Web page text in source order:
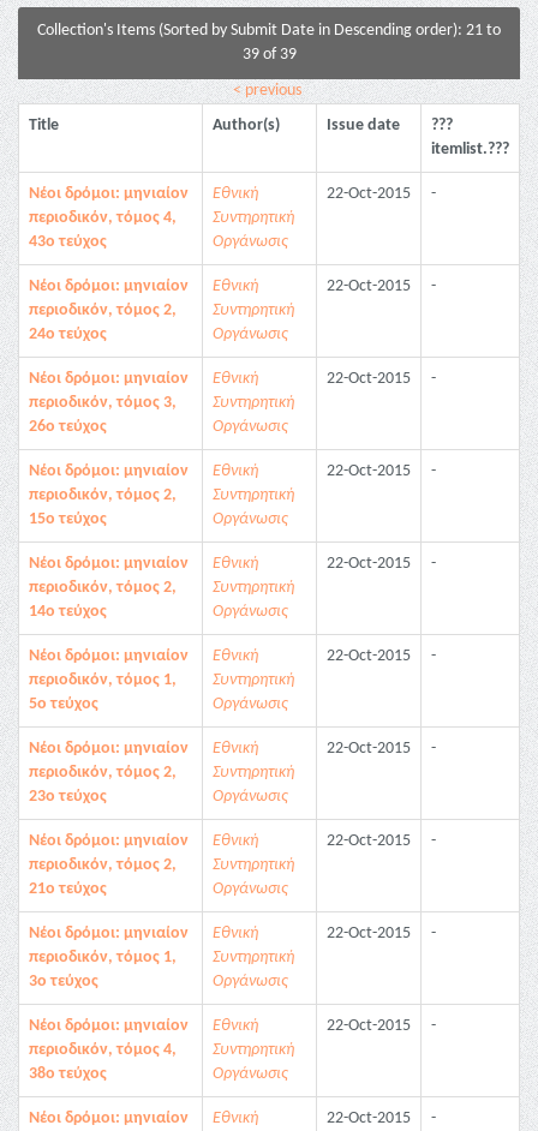
Collection's Items (Sorted by Submit Date in Descending order): 21 to
39 of 39
< previous
Title
Author(s) Issue date
???
itemlist.???
Νέοι δρόμοι: μηνιαίον
περιοδικόν, τόμος 4,
43ο τεύχος
Εθνική
Συντηρητική
Οργάνωσις
22-Oct-2015 -
Νέοι δρόμοι: μηνιαίον
περιοδικόν, τόμος 2,
24ο τεύχος
Εθνική
Συντηρητική
Οργάνωσις
22-Oct-2015 -
Νέοι δρόμοι: μηνιαίον
περιοδικόν, τόμος 3,
26ο τεύχος
Εθνική
Συντηρητική
Οργάνωσις
22-Oct-2015 -
Νέοι δρόμοι: μηνιαίον
περιοδικόν, τόμος 2,
15ο τεύχος
Εθνική
Συντηρητική
Οργάνωσις
22-Oct-2015 -
Νέοι δρόμοι: μηνιαίον
περιοδικόν, τόμος 2,
14ο τεύχος
Εθνική
Συντηρητική
Οργάνωσις
22-Oct-2015 -
Νέοι δρόμοι: μηνιαίον
περιοδικόν, τόμος 1,
5ο τεύχος
Εθνική
Συντηρητική
Οργάνωσις
22-Oct-2015 -
Νέοι δρόμοι: μηνιαίον
περιοδικόν, τόμος 2,
23ο τεύχος
Εθνική
Συντηρητική
Οργάνωσις
22-Oct-2015 -
Νέοι δρόμοι: μηνιαίον
περιοδικόν, τόμος 2,
21ο τεύχος
Εθνική
Συντηρητική
Οργάνωσις
22-Oct-2015 -
Νέοι δρόμοι: μηνιαίον
περιοδικόν, τόμος 1,
3ο τεύχος
Εθνική
Συντηρητική
Οργάνωσις
22-Oct-2015 -
Νέοι δρόμοι: μηνιαίον
περιοδικόν, τόμος 4,
38ο τεύχος
Εθνική
Συντηρητική
Οργάνωσις
22-Oct-2015 -
Νέοι δρόμοι: μηνιαίον
Εθνική
22-Oct-2015 -